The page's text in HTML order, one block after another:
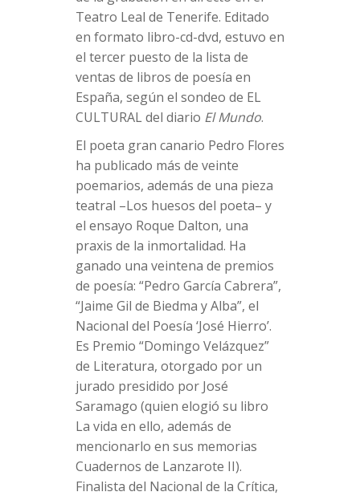
Teatro Leal de Tenerife. Editado
en formato libro-cd-dvd, estuvo en
el tercer puesto de la lista de
ventas de libros de poesía en
España, según el sondeo de EL
CULTURAL del diario El Mundo.
El poeta gran canario Pedro Flores
ha publicado más de veinte
poemarios, además de una pieza
teatral –Los huesos del poeta– y
el ensayo Roque Dalton, una
praxis de la inmortalidad. Ha
ganado una veintena de premios
de poesía: “Pedro García Cabrera”,
“Jaime Gil de Biedma y Alba”, el
Nacional del Poesía ‘José Hierro’.
Es Premio “Domingo Velázquez”
de Literatura, otorgado por un
jurado presidido por José
Saramago (quien elogió su libro
La vida en ello, además de
mencionarlo en sus memorias
Cuadernos de Lanzarote II).
Finalista del Nacional de la Crítica,